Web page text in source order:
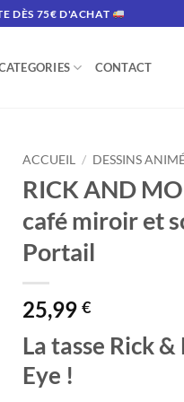
DÈS 75€ D'ACHAT
CONTACT
ACCUEIL / DESSINS
RICK AND
café miroir et
Portail
25,99 €
La tasse Rick
Eye !